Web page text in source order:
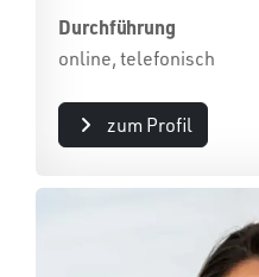
Durchführung
online, telefonisch
zum Profil